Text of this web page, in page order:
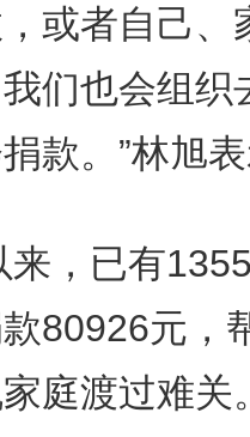
或者自己、
们也会组织
款。”林旭
，已有
80926元，
庭渡过难关